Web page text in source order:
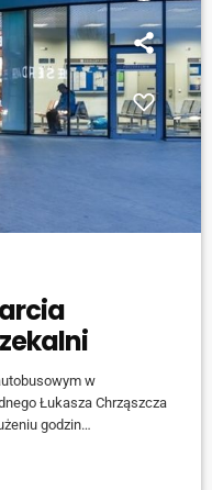
w
Łukasza Chrząszcza
godzin
W związku z